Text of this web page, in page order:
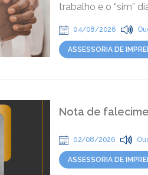
trabalho e o “sim”
04/08/2026
ASSESSORIA DE
Nota de
02/08/2026
ASSESSORIA DE